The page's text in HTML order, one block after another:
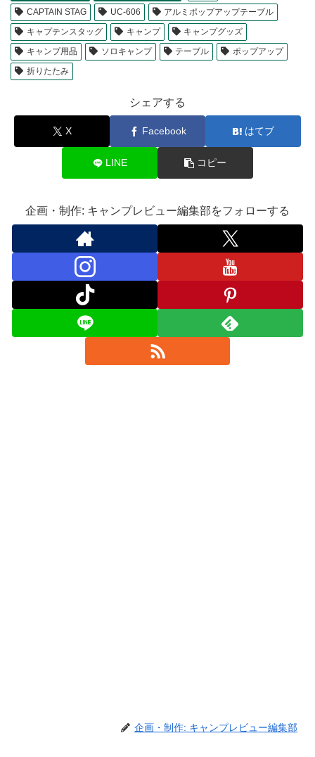
CAPTAIN STAG UC-606
アルミポップアップテーブル
キャプテンスタッグ
キャンプ
キャンプグッズ
キャンプ用品
ソロキャンプ テーブル
ポップアップ
折りたたみ
シェアする
X Facebook はてブ
LINE コピー
企画・制作: キャンプレビュー編集部をフォローする
企画・制作: キャンプレビュー編集部